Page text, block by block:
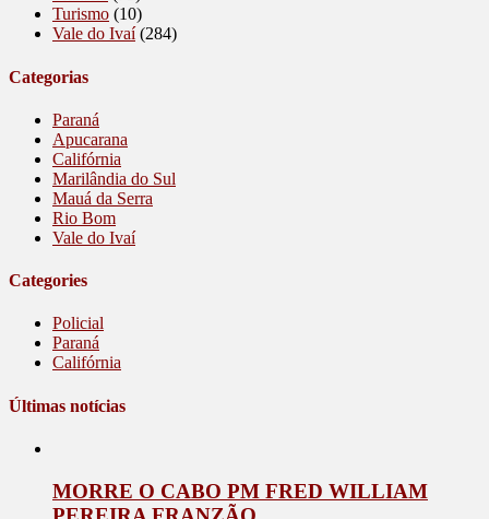
Turismo (10)
Vale do Ivaí(284)
Categorias
Paraná
Apucarana
Califórnia
Marilândia do Sul
Mauá da Serra
Rio Bom
Vale do Ivaí
Categories
Policial
Paraná
Califórnia
Últimas notícias
MORRE O CABO PM FRED WILLIAM